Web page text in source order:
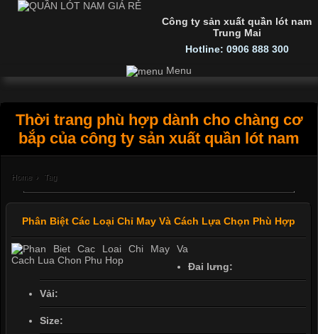
Công ty sản xuất quần lót nam
Trung Mai
Hotline: 0906 888 300
Menu
Thời trang phù hợp dành cho chàng cơ
bắp của công ty sản xuất quần lót nam
Home › Tag
Phân Biệt Các Loại Chỉ May Và Cách Lựa Chọn Phù Hợp
Đai lưng:
Vải:
Size: